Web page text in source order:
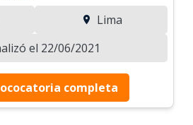
Lima
el 22/06/2021
completa